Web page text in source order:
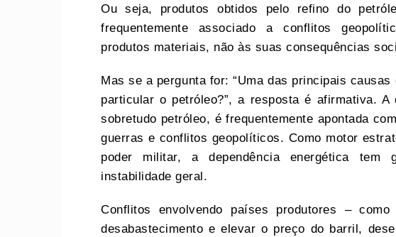
Ou seja, produtos obtidos pelo refino do
frequentemente associado a conflitos
produtos materiais, não às suas consequências
Mas se a pergunta for: “Uma das principais
particular o petróleo?”, a resposta é afirmativa.
sobretudo petróleo, é frequentemente apontada
guerras e conflitos geopolíticos. Como motor
poder militar, a dependência energética tem
instabilidade geral.
Conflitos envolvendo países produtores –
desabastecimento e elevar o preço do barril,